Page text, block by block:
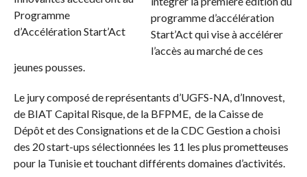
programme d’accélération
Start’Act qui vise à accélérer
l’accès au marché de ces
jeunes pousses.
Le jury composé de représentants d’UGFS-NA, d’Innovest,
de BIAT Capital Risque, de la BFPME, de la Caisse de
Dépôt et des Consignations et de la CDC Gestion a choisi
des 20 start-ups sélectionnées les 11 les plus prometteuses
pour la Tunisie et touchant différents domaines d’activités.